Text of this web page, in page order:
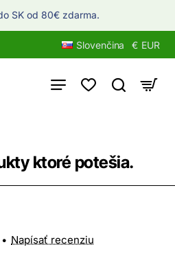
SK od 80€ zdarma.
Slovenčina € EUR
ktoré potešia.
• Napísať recenziu